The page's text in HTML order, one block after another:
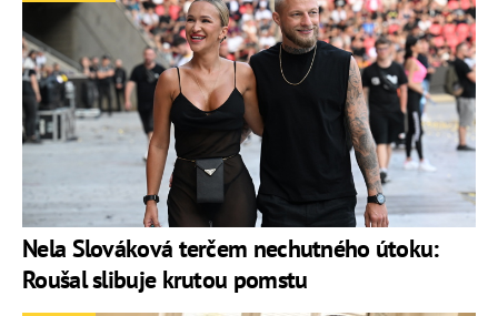
Nela Slováková terčem nechutného útoku:
Roušal slibuje krutou pomstu